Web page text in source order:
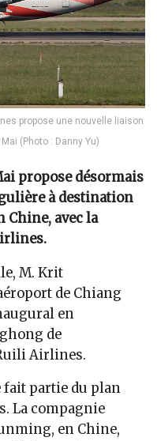
propose une nouvelle liaison
(Photo : Danny Yu)
propose désormais
à destination
Chine, avec la
M. Krit
de Chiang
en
de
Airlines.
fait partie du plan
La compagnie
en Chine,